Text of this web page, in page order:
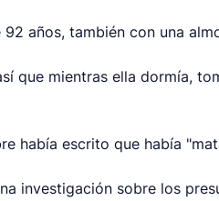
años, también con una
que mientras ella dormía,
había escrito que había
investigación sobre los